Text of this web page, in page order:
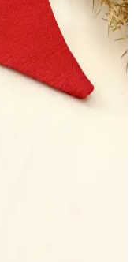
yüksek kaliteli ve
dayanır ve deri
gibi gösterir.
Kullanımı ve
kusurları kapatmak ve
ve dikkat edilmesi
Modern